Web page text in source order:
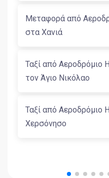
Μεταφορά από
στα Χανιά
Ταξί από Αεροδρόμιο
τον Άγιο Νικόλαο
Ταξί από Αεροδρόμιο
Χερσόνησο